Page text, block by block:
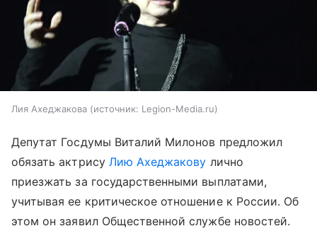
Лия Ахеджакова источник: Legion-Media.ru
Депутат Госдумы Виталий Милонов предложил
обязать актрису Лию Ахеджакову лично
приезжать за государственными выплатами,
учитывая ее критическое отношение к России. Об
этом он заявил Общественной службе новостей.